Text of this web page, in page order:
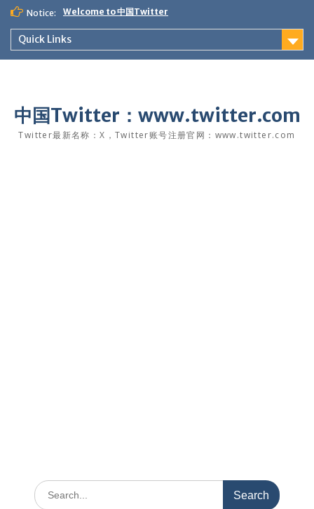
Skip
content
Notice: Welcome to 中国Twitter
Quick Links
中国Twitter：www.twitter.com
Twitter最新名称：X，Twitter账号注册官网：www.twitter.com
Search
for: